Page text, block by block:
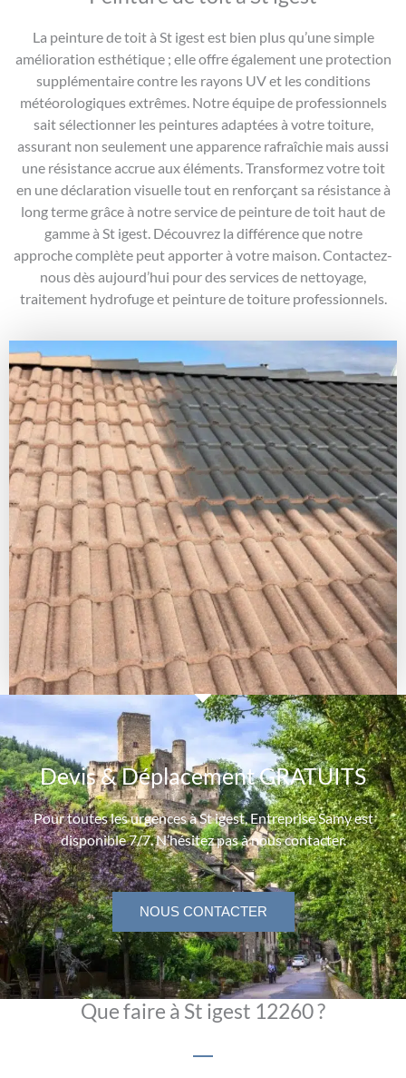
La peinture de toit à St igest est bien plus qu’une simple
amélioration esthétique ; elle offre également une protection
supplémentaire contre les rayons UV et les conditions
météorologiques extrêmes. Notre équipe de professionnels
sait sélectionner les peintures adaptées à votre toiture,
assurant non seulement une apparence rafraîchie mais aussi
une résistance accrue aux éléments. Transformez votre toit
en une déclaration visuelle tout en renforçant sa résistance à
long terme grâce à notre service de peinture de toit haut de
gamme à St igest. Découvrez la différence que notre
approche complète peut apporter à votre maison. Contactez-
nous dès aujourd’hui pour des services de nettoyage,
traitement hydrofuge et peinture de toiture professionnels.
Devis & Déplacement GRATUITS
Pour toutes les urgences à St igest, Entreprise Samy est
disponible 7/7. N’hésitez pas à nous contacter.
NOUS CONTACTER
Que faire à St igest 12260 ?